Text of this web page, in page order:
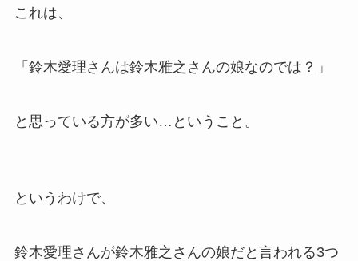
これは、
「鈴木愛理さんは鈴木雅之さんの娘なのでは？」
と思っている方が多い…ということ。
というわけで、
鈴木愛理さんが鈴木雅之さんの娘だと言われる3つ